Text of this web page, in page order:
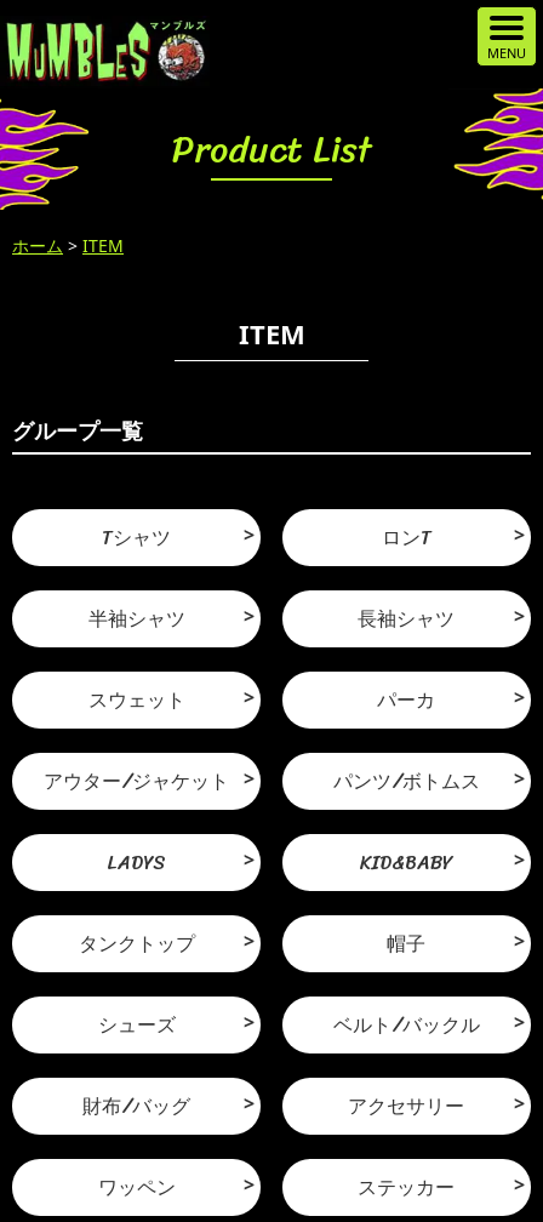
Product List
ホーム > ITEM
ITEM
グループ一覧
Tシャツ ロンT
半袖シャツ 長袖シャツ
スウェット パーカ
アウター/ジャケット パンツ/ボトムス
LADYS KID&BABY
タンクトップ 帽子
シューズ ベルト/バックル
財布/バッグ アクセサリー
ワッペン ステッカー